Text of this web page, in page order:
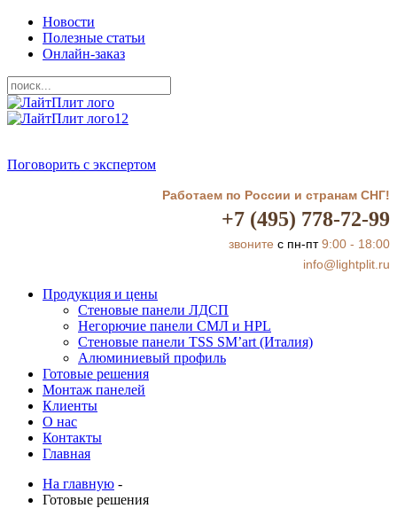
Новости
Полезные статьи
Онлайн-заказ
Поговорить с экспертом
Работаем по России и странам СНГ!
+7 (495) 778-72-99
звоните с пн-пт9:00 - 18:00
info@lightplit.ru
Продукция и цены
Стеновые панели ЛДСП
Негорючие панели СМЛ и HPL
Стеновые панели TSS SM’art (Италия)
Алюминиевый профиль
Готовые решения
Монтаж панелей
Клиенты
О нас
Контакты
Главная
На главную -
Готовые решения